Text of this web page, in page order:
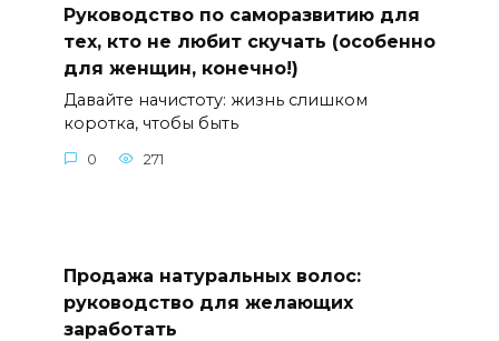
Руководство по саморазвитию для
тех, кто не любит скучать (особенно
для женщин, конечно!)
Давайте начистоту: жизнь слишком
коротка, чтобы быть
0 271
Продажа натуральных волос:
руководство для желающих
заработать